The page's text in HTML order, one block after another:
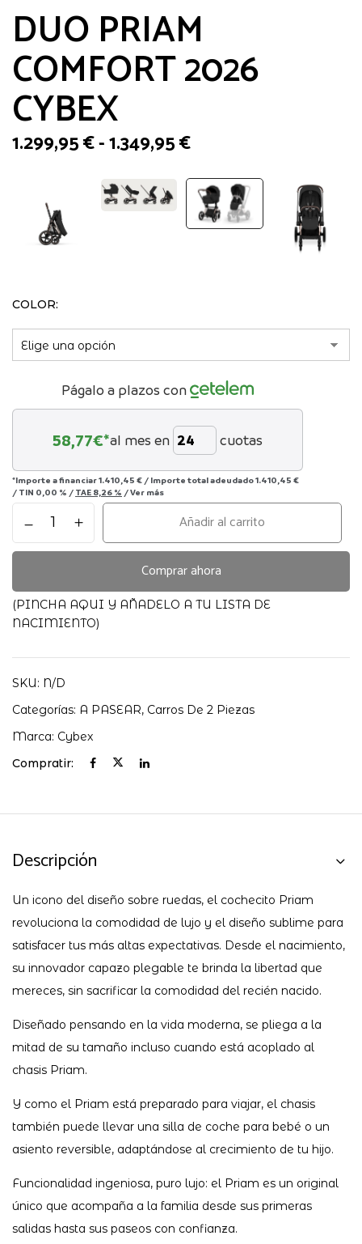
DUO PRIAM
COMFORT 2026
CYBEX
1.299,95€-1.349,95€Rango
de
desde
1.299,95 €
hasta
1.349,95 €
COLOR
Págalo a plazos con
58,77€*al mes en cuotas
*Importe a financiar1.410,45 € / Importe total adeudado1.410,45 €
/ TIN 0,00 % / TAE 8,26 % /Ver más
PRIAM
COMFORT
CYBEX
cantidad
Añadir al carrito
Comprar ahora
(PINCHA AQUI Y AÑADELO A TU LISTA DE
NACIMIENTO)
SKU: N/D
Categorías: A PASEAR, Carros De 2 Piezas
Marca: Cybex
Compratir:
Descripción
Un icono del diseño sobre ruedas, el cochecito Priam
revoluciona la comodidad de lujo y el diseño sublime para
satisfacer tus más altas expectativas. Desde el nacimiento,
su innovador capazo plegable te brinda la libertad que
mereces, sin sacrificar la comodidad del recién nacido.
Diseñado pensando en la vida moderna, se pliega a la
mitad de su tamaño incluso cuando está acoplado al
chasis Priam.
Y como el Priam está preparado para viajar, el chasis
también puede llevar una silla de coche para bebé o un
asiento reversible, adaptándose al crecimiento de tu hijo.
Funcionalidad ingeniosa, puro lujo: el Priam es un original
único que acompaña a la familia desde sus primeras
salidas hasta sus paseos con confianza.